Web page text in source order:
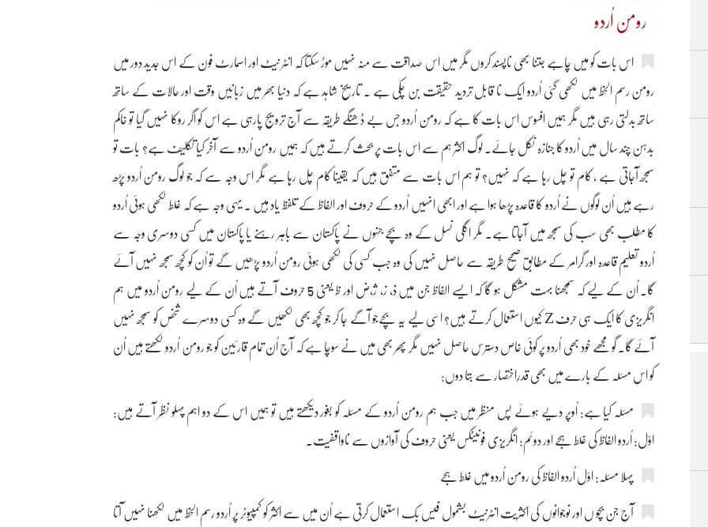
رومن اُردو
اس بات کو میں چاہے جتنا بھی ناپسند کروں مگر میں اس صداقت سے منہ نہیں موڑ سکتا کہ انٹر نیٹ اور اسمارٹ فون کے اس جدید دور میں
رومن رسم الخط میں لکھی گئی اُردو ایک نا قابل تردید حقیقت بن چکی ہے ۔ تاریخ شاہد ہے کہ دنیا بھر میں زبانیں وقت اور حالات کے ساتھ
ساتھ بدلتی رہی ہیں مگر ہمیں افسوس اس بات کا ہے کہ رومن اُردو جس بے ڈھنگے طریقہ سے آج ترویج پارہی ہے اس کو اگر روکا نہیں گیا تو خاکم
بدہن چند سال میں اُردو کا جنازہ نکل جائے۔ لوگ اکثر ہم سے اس بات پر بحث کرتے ہیں کہ ہمیں رومن اُردو سے آخر کیا تکلیف ہے؟ بات تو
سمجھ آجاتی ہے ، کام تو چل رہا ہے کہ نہیں؟ تو ہم اس بات سے متفق ہیں کہ یقیناً کام چل رہا ہے مگر اس وجہ سے کہ جو لوگ رومن اُردو پڑھ
رہے ہیں اُن لوگوں نے اُردو کا قاعدہ پڑھا ہوا ہے اور ابھی انہیں اُردو کے حروف اور الفاظ کے تلفظ یاد ہیں ۔ یہی وجہ ہے کہ غلط لکھی ہوئی اُردو
کا مطلب بھی سب کی سمجھ میں آجاتا ہے۔ مگر اگلی نسل کے وہ بچے جنہوں نے پاکستان سے باہر رہنے یا پاکستان میں کسی دوسری وجہ سے
اُردو تعلیم قاعدہ اور گرامر کے مطابق صحیح طریقہ سے حاصل نہیں کی وہ جب کسی کی لکھی ہوئی رومن اُردو پڑھیں گے تو اُن کو کچھ سمجھ نہیں آئے
گا۔ اُن کے لیے کہ سمجھنا بہت مشکل ہو گا کہ ایسے الفاظ جن میں ذ، ز، ژ،ض اور ظ یعنی 5 حروف آتے ہیں اُن کے لیے رومن اُردو میں ہم
انگریزی کا ایک ہی حرف Z کیوں استعمال کرتے ہیں؟ اسی لیے یہ بچےجو آگے جا کر جو کچھ بھی لکھیں گے وہ کسی دوسرے شخص کو سمجھ نہیں
آئے گا۔ گو مجھے خود بھی اُردو پر کوئی خاص دسترس حاصل نہیں مگر پھر بھی میں نے سوچا ہے کہ آج اُن تمام قارئین کو جو رومن اُردو لکھتے ہیں اُن
کو اس مسئلہ کے بارے میں بھی قدرِاختصار سے بتا دوں:
مسئلہ کیا ہے: اُوپر دیے ہوئے پس منظر میں جب ہم رومن اُردو کے مسئلہ کو بغور دیکھتے ہیں تو ہمیں اس کے دو اہم پہلو نظر آتے ہیں:
اوّل: اُردو الفاظ کی غلط ہجے اور دوئم: انگریزی فونیٹکس یعنی حروف کی آوازوں سے ناواقفیت۔
پہلا مسئلہ: اوّل اُردو الفاظ کی رومن اُردو میں غلط ہجے
آج جن بچو ں اور نوجوانوں کی اکثریت انٹرنیٹ بشمول فیس بک استعمال کرتی ہے اُن میں سے اکثر کو کمپیوٹر پر اُردو رسم الخط میں لکھنا نہیں آتا